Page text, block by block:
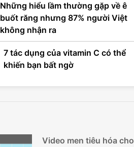
Những hiểu lầm thường gặp về ê
buốt răng nhưng 87% người Việt
không nhận ra
7 tác dụng của vitamin C có thể
khiến bạn bất ngờ
Video men tiêu hóa cho